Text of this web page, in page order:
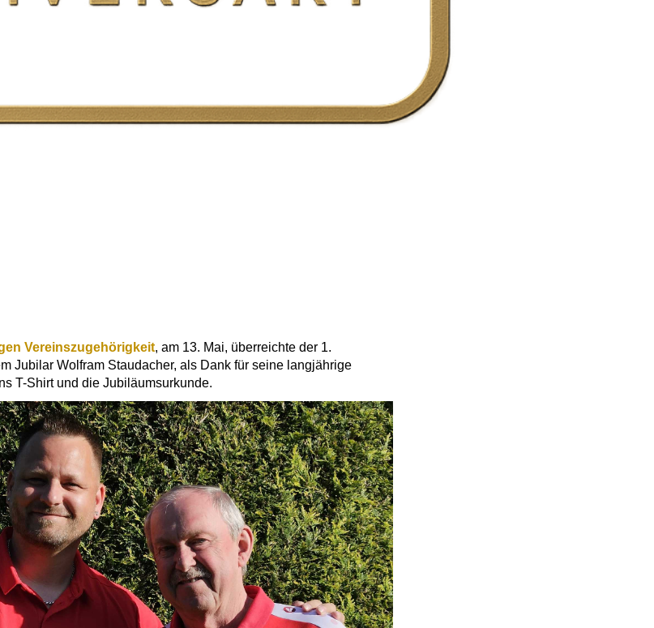
Vereinszugehörigkeit, am 13. Mai, überreichte der 1.
Jubilar Wolfram Staudacher, als Dank für seine langjährige
T-Shirt und die Jubiläumsurkunde.